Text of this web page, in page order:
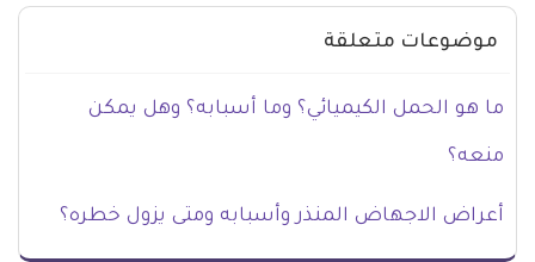
موضوعات متعلقة
ما هو الحمل الكيميائي؟ وما أسبابه؟ وهل يمكن
منعه؟
أعراض الاجهاض المنذر وأسبابه ومتى يزول خطره؟